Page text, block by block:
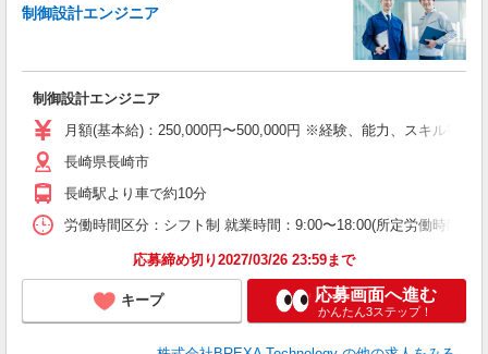
制御設計エンジニア
制御設計エンジニア
月額(基本給)：250,000円〜500,000円 ※経験、能力、スキル等を
長崎県長崎市
長崎駅より車で約10分
労働時間区分：シフト制 就業時間：9:00〜18:00(所定労働時間
応募締め切り2027/03/26 23:59まで
キープ 応募画面へ進む
かんたん3ステップ！